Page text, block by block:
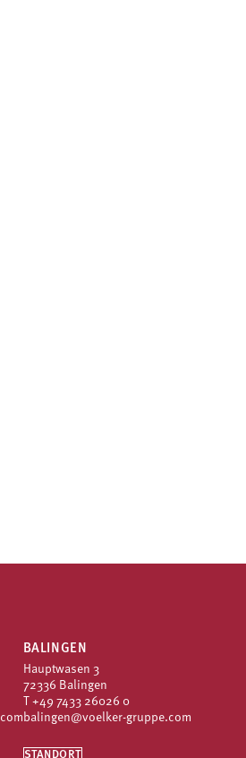
BALINGEN
Hauptwasen 3
72336 Balingen
T +49 7433 26026 0
balingen@voelker-gruppe.com
STANDORT